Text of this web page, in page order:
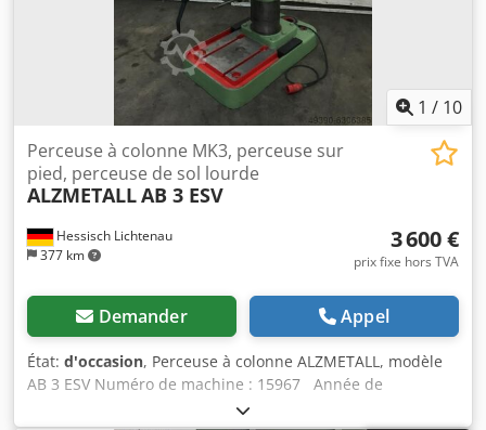
1 / 10
Hessisch Lichtenau
377 km
Perceuse à colonne MK3, perceuse sur
pied, perceuse de sol lourde
ALZMETALLAB 3 ESV
3 600 €
prix fixe hors TVA
Demander Appel
État: d'occasion, Perceuse à colonne ALZMETALL, modèle
AB 3 ESV Numéro de machine : 15967 Année de
fabrication : 1977 Capacité de perçage : 32 mm Montage